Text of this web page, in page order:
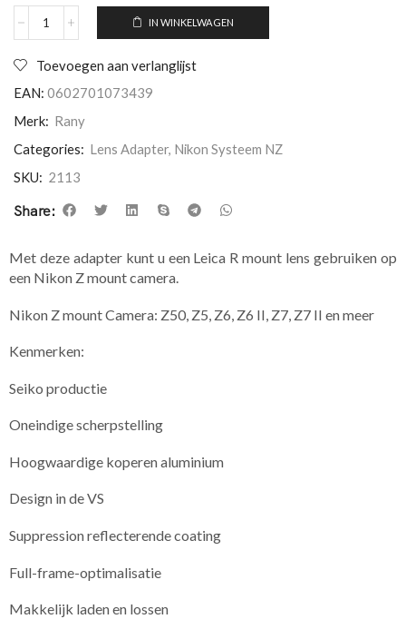
IN WINKELWAGEN
Toevoegen aan verlanglijst
EAN: 0602701073439
Merk: Rany
Categories: Lens Adapter, Nikon Systeem NZ
SKU: 2113
Share:
Met deze adapter kunt u een Leica R mount lens gebruiken op
een Nikon Z mount camera.
Nikon Z mount Camera: Z50, Z5, Z6, Z6 II, Z7, Z7 II en meer
​Kenmerken:
Seiko productie
Oneindige scherpstelling
Hoogwaardige koperen aluminium
Design in de VS
Suppression reflecterende coating
Full-frame-optimalisatie
Makkelijk laden en lossen